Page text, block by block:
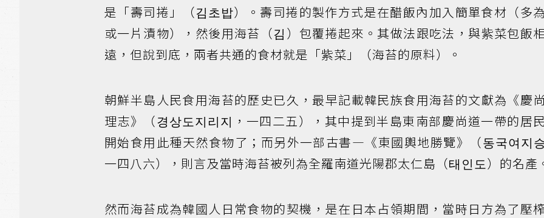
是「壽司捲」（김초밥）。壽司捲的製作方式是在醋飯內加入簡單食材（多
或一片漬物），然後用海苔（김）包覆捲起來。其做法跟吃法，與紫菜包飯
遠，但說到底，兩者共通的食材就是「紫菜」（海苔的原料）。
朝鮮半島人民食用海苔的歷史已久，最早記載韓民族食用海苔的文獻為《慶
理志》（경상도지리지，一四二五），其中提到半島東南部慶尚道一帶的居
開始食用此種天然食物了；而另外一部古書—《東國輿地勝覽》（동국여지
一四八六），則言及當時海苔被列為全羅南道光陽郡太仁島（태인도）的名產
然而海苔成為韓國人日常食物的契機，是在日本占領期間，當時日方為了壓